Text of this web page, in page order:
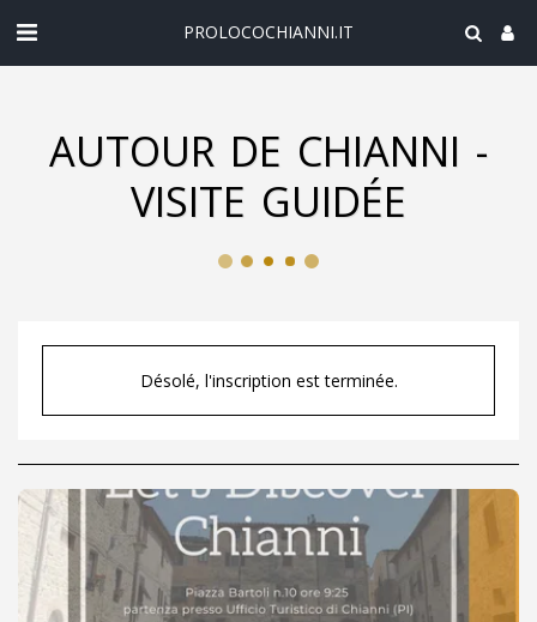
PROLOCOCHIANNI.IT
AUTOUR DE CHIANNI -
VISITE GUIDÉE
Désolé, l'inscription est terminée.